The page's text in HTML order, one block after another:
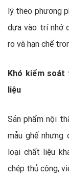
lý theo phương
dựa vào trí nhớ
ro và hạn chế
Khó kiểm soát
liệu
Sản phẩm nội
mẫu ghế nhưng
loại chất liệu
chép thủ công,